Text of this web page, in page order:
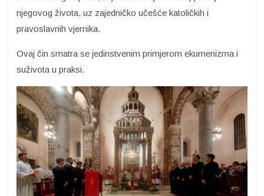
njegovog života, uz zajedničko učešće katoličkih i
pravoslavnih vjernika.
Ovaj čin smatra se jedinstvenim primjerom ekumenizma i
suživota u praksi.